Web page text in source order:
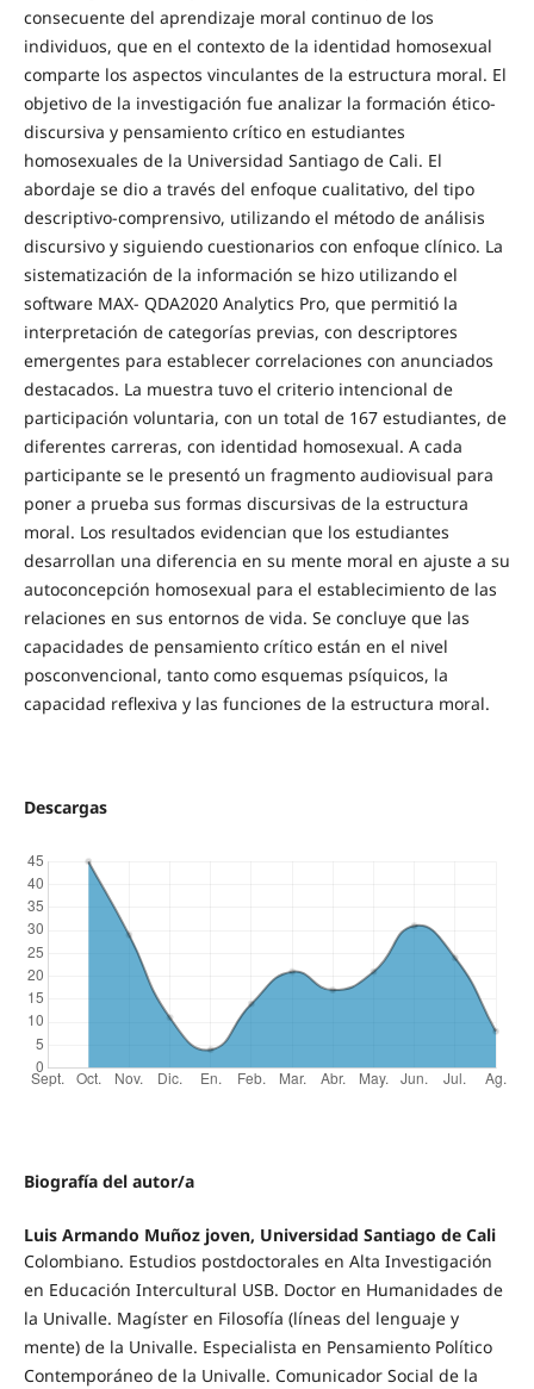
consecuente del aprendizaje moral continuo de los
individuos, que en el contexto de la identidad homosexual
comparte los aspectos vinculantes de la estructura moral. El
objetivo de la investigación fue analizar la formación ético-
discursiva y pensamiento crítico en estudiantes
homosexuales de la Universidad Santiago de Cali. El
abordaje se dio a través del enfoque cualitativo, del tipo
descriptivo-comprensivo, utilizando el método de análisis
discursivo y siguiendo cuestionarios con enfoque clínico. La
sistematización de la información se hizo utilizando el
software MAX- QDA2020 Analytics Pro, que permitió la
interpretación de categorías previas, con descriptores
emergentes para establecer correlaciones con anunciados
destacados. La muestra tuvo el criterio intencional de
participación voluntaria, con un total de 167 estudiantes, de
diferentes carreras, con identidad homosexual. A cada
participante se le presentó un fragmento audiovisual para
poner a prueba sus formas discursivas de la estructura
moral. Los resultados evidencian que los estudiantes
desarrollan una diferencia en su mente moral en ajuste a su
autoconcepción homosexual para el establecimiento de las
relaciones en sus entornos de vida. Se concluye que las
capacidades de pensamiento crítico están en el nivel
posconvencional, tanto como esquemas psíquicos, la
capacidad reflexiva y las funciones de la estructura moral.
Descargas
Biografía del autor/a
Luis Armando Muñoz joven, Universidad Santiago de Cali
Colombiano. Estudios postdoctorales en Alta Investigación
en Educación Intercultural USB. Doctor en Humanidades de
la Univalle. Magíster en Filosofía (líneas del lenguaje y
mente) de la Univalle. Especialista en Pensamiento Político
Contemporáneo de la Univalle. Comunicador Social de la